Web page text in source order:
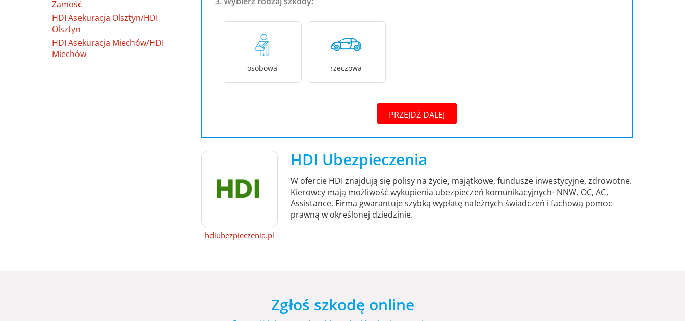
Zamość
HDI Asekuracja Olsztyn/HDI
Olsztyn
HDI Asekuracja Miechów/HDI
Miechów
osobowa rzeczowa
PRZEJDŹ DALEJ
hdiubezpieczenia.pl
HDI Ubezpieczenia
W ofercie HDI znajdują się polisy na życie, majątkowe, fundusze inwestycyjne, zdrowotne.
Kierowcy mają możliwość wykupienia ubezpieczeń komunikacyjnych- NNW, OC, AC,
Assistance. Firma gwarantuje szybką wypłatę należnych świadczeń i fachową pomoc
prawną w określonej dziedzinie.
Zgłoś szkodę online